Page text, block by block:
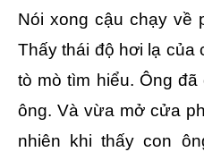
Nói xong cậu chạy về
Thấy thái độ hơi lạ của
tò mò tìm hiểu. Ông
ông. Và vừa mở cửa
nhiên khi thấy con